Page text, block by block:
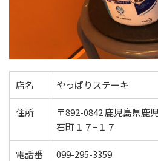
店名 やっぱりステーキ
住所
〒892-0842 鹿児島県鹿
石町１７−１７
電話番
099-295-3359